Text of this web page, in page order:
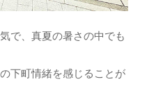
で、真夏の暑さの中でも
下町情緒を感じることが